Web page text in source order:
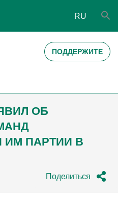
RU
ПОДДЕРЖИТЕ
ОБ
ИМ ПАРТИИ В
Поделиться